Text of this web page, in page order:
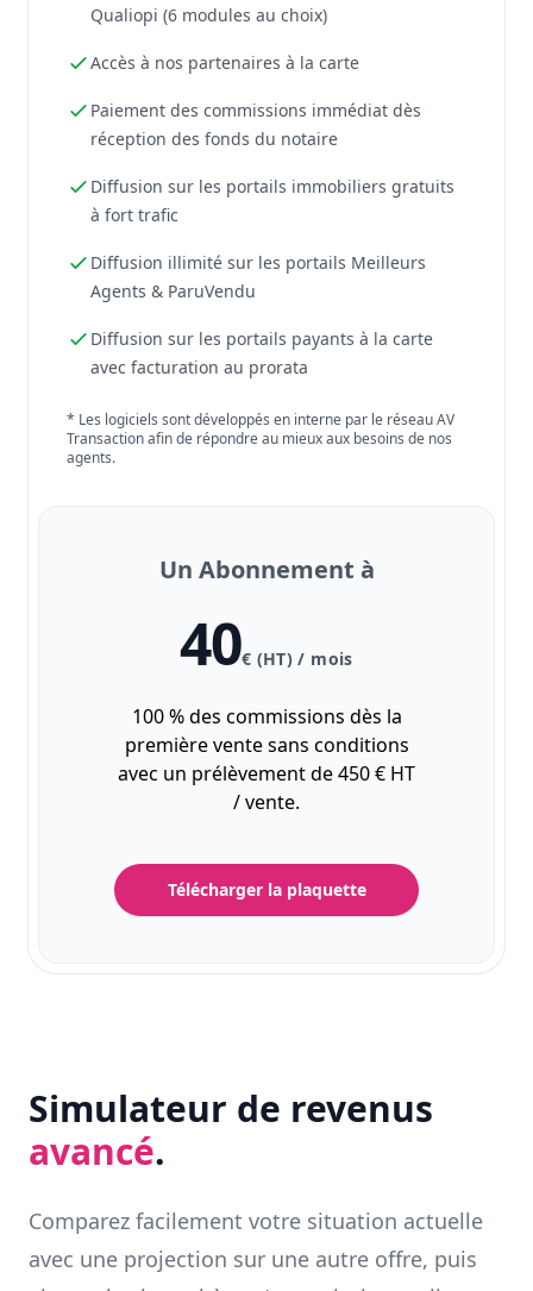
Qualiopi (6 modules au choix)
Accès à nos partenaires à la carte
Paiement des commissions immédiat dès
réception des fonds du notaire
Diffusion sur les portails immobiliers gratuits
à fort trafic
Diffusion illimité sur les portails Meilleurs
Agents & ParuVendu
Diffusion sur les portails payants à la carte
avec facturation au prorata
* Les logiciels sont développés en interne par le réseau AV
Transaction afin de répondre au mieux aux besoins de nos
agents.
Un Abonnement à
40€ (HT) / mois
100 % des commissions dès la
première vente sans conditions
avec un prélèvement de 450 € HT
/ vente.
Télécharger la plaquette
Simulateur de revenus
avancé.
Comparez facilement votre situation actuelle
avec une projection sur une autre offre, puis